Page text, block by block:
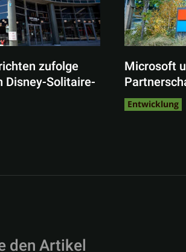
zufolge
Disney-Solitaire-
Microsoft
Entwicklung
den Artikel